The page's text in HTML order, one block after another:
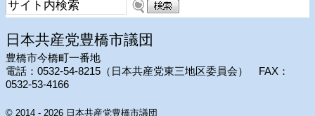
日本共産党豊橋市議団
豊橋市今橋町一番地
電話：0532-54-8215（日本共産党東三地区委員会） FAX：
0532-53-4166
© 2014 - 2026 日本共産党豊橋市議団